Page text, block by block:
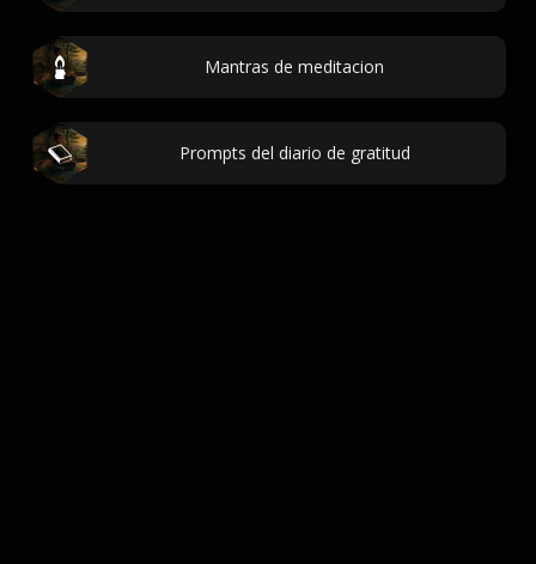
Mantras de meditacion
Prompts del diario de gratitud